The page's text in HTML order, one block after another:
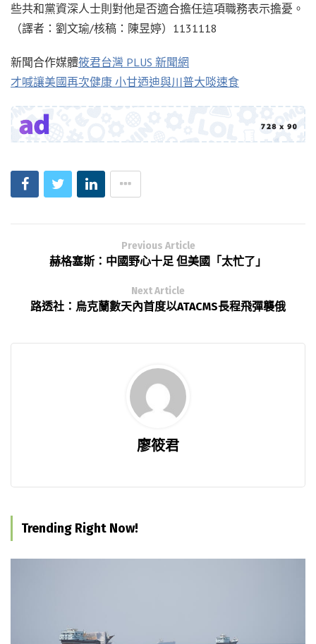
些共和黨資深人士則對他是否適合擔任這項職務表示擔憂。
（譯者：劉文瑜/核稿：陳昱婷）1131118
新聞合作媒體筱君台灣 PLUS 新聞網
才喊讓美國再次健康 小甘迺迪與川普大啖速食
Previous Article
赫格塞斯：中國野心十足 但美國「太忙了」
Next Article
路透社：烏克蘭數天內首度以ATACMS長程飛彈襲俄
廖筱君
Trending Right Now!